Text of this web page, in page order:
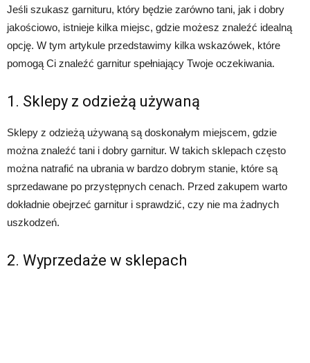
Jeśli szukasz garnituru, który będzie zarówno tani, jak i dobry
jakościowo, istnieje kilka miejsc, gdzie możesz znaleźć idealną
opcję. W tym artykule przedstawimy kilka wskazówek, które
pomogą Ci znaleźć garnitur spełniający Twoje oczekiwania.
1. Sklepy z odzieżą używaną
Sklepy z odzieżą używaną są doskonałym miejscem, gdzie
można znaleźć tani i dobry garnitur. W takich sklepach często
można natrafić na ubrania w bardzo dobrym stanie, które są
sprzedawane po przystępnych cenach. Przed zakupem warto
dokładnie obejrzeć garnitur i sprawdzić, czy nie ma żadnych
uszkodzeń.
2. Wyprzedaże w sklepach